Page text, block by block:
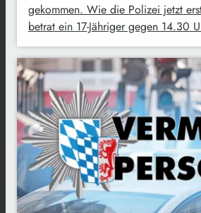
gekommen. Wie die Polizei jetzt
betrat ein 17-Jähriger gegen 14.30